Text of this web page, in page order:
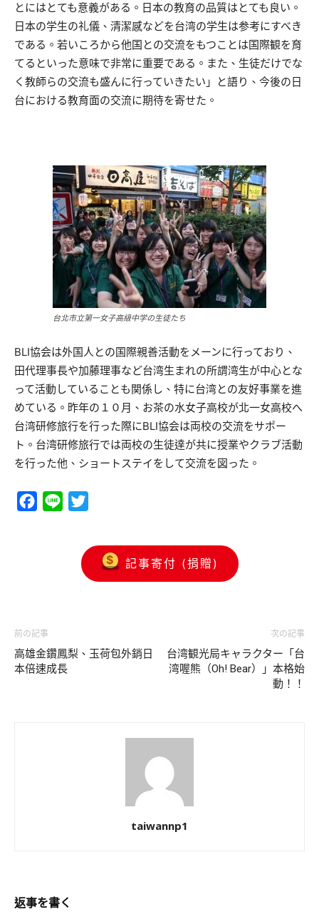
とにはとても意義がある。日本の教育の品質はとても良い。
日本の学生の礼儀、清潔感などを台湾の学生は参考にすべき
である。若いころから他国との交流をもつことは国際観を育
てるといった意味で非常に重要である。また、生徒だけでな
く教師らの交流も盛んに行っていきたい」と語り、今後の日
台における教育面の交流に期待を寄せた。
台北市立第一女子高級中学の生徒たち
BLI協会は外国人との国際親善活動をメーンに行っており、
田代理事長や加藤理事など台湾生まれの所謂湾生が中心とな
って活動していることも関係し、特に台湾との友好事業を進
めている。昨年の１０月、お茶の水女子高校が北一女高校へ
台湾研修旅行を行った際にBLI協会は両校の交流をサポー
ト。台湾研修旅行では両校の生徒達が共に授業やクラブ活動
を行った他、ショートステイをして交流を図った。
Facebook
Line
記事寄付 (捐贈)
前の記事
高雄金鑽鳳梨、玉荷包外銷日
本倍速成長
次の記事
台湾観光局キャラクター「台
湾喔熊（Oh! Bear）」本格始
動！！
taiwannp1
返事を書く